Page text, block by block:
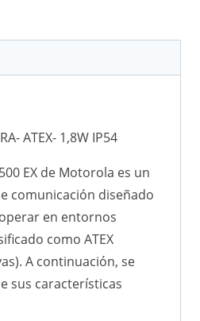
ATEX- 1,8W IP54
EX de Motorola es un
comunicación diseñado
en entornos
como ATEX
A continuación, se
sus características